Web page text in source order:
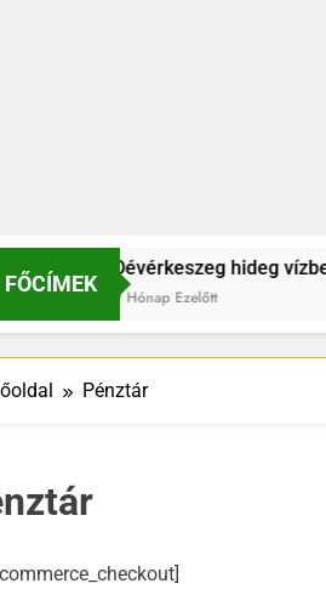
FŐCÍMEK
Dévérkeszeg hideg vízben –
9 Hónap Ezelőtt
Pénztár